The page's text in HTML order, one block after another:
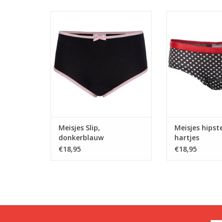
roze biesjes en schattig strikje.
moment. Niemand zal zien dat
ze een onderbroek met een
geheimpje draagt. Het broekje
Meisjes Slip,
donkerblauw
€18,95
Donkerblauw
en mooi
uw dochter
En is
geen
TOEVOEGEN AAN
Meisjes
hartjes
€18,95